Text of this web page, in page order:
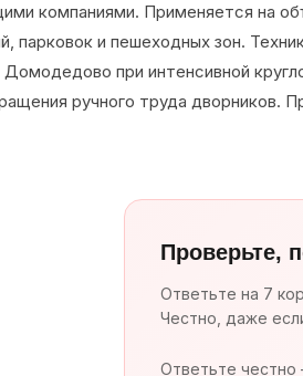
компаниями. Применяется на
парковок и пешеходных зон.
при интенсивной
ручного труда дворников.
Проверьте,
Ответьте на 7
Честно, даже
Ответьте